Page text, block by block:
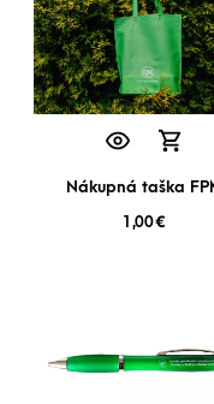
Nákupná taška
1,00€